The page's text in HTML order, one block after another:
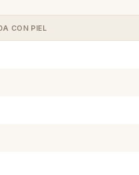
CON PIEL